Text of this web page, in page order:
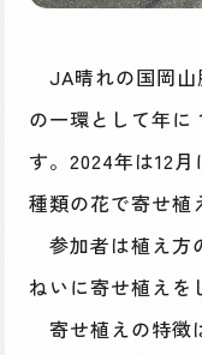
JA晴れの国岡山
の一環として年に
す。2024年は12
種類の花で寄せ植
参加者は植え方
ねいに寄せ植えを
寄せ植えの特徴